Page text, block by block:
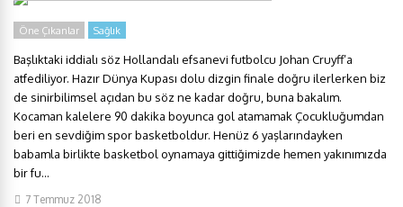
Öne Çıkanlar Sağlık
Başlıktaki iddialı söz Hollandalı efsanevi futbolcu Johan Cruyff’a
atfediliyor. Hazır Dünya Kupası dolu dizgin finale doğru ilerlerken biz
de sinirbilimsel açıdan bu söz ne kadar doğru, buna bakalım.
Kocaman kalelere 90 dakika boyunca gol atamamak Çocukluğumdan
beri en sevdiğim spor basketboldur. Henüz 6 yaşlarındayken
babamla birlikte basketbol oynamaya gittiğimizde hemen yakınımızda
bir fu...
7 Temmuz 2018